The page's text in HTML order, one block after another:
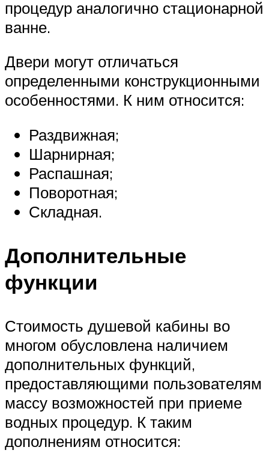
процедур аналогично стационарной
ванне.
Двери могут отличаться
определенными конструкционными
особенностями. К ним относится:
Раздвижная;
Шарнирная;
Распашная;
Поворотная;
Складная.
Дополнительные
функции
Стоимость душевой кабины во
многом обусловлена наличием
дополнительных функций,
предоставляющими пользователям
массу возможностей при приеме
водных процедур. К таким
дополнениям относится: